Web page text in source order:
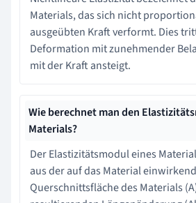
Materials, das sich nicht
ausgeübten Kraft verformt. Dies
Deformation mit zunehmender
mit der Kraft ansteigt.
Wie berechnet man den
Materials?
Der Elastizitätsmodul eines
aus der auf das Material
Querschnittsfläche des Materials